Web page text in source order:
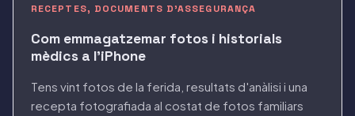
RECEPTES, DOCUMENTS D'ASSEGURANÇA
Com emmagatzemar fotos i historials
mèdics a l'iPhone
Tens vint fotos de la ferida, resultats d'anàlisi i una
recepta fotografiada al costat de fotos familiars